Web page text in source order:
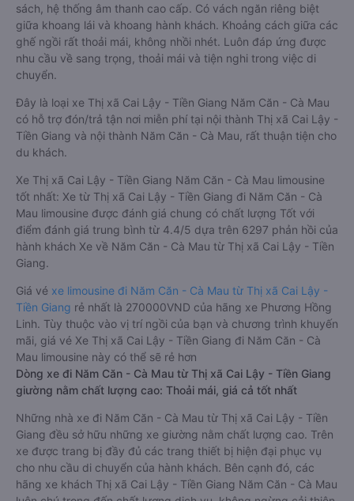
sách, hệ thống âm thanh cao cấp. Có vách ngăn riêng biệt
giữa khoang lái và khoang hành khách. Khoảng cách giữa các
ghế ngồi rất thoải mái, không nhồi nhét. Luôn đáp ứng được
nhu cầu về sang trọng, thoải mái và tiện nghi trong việc di
chuyển.
Đây là loại xe Thị xã Cai Lậy - Tiền Giang Năm Căn - Cà Mau
có hỗ trợ đón/trả tận nơi miễn phí tại nội thành Thị xã Cai Lậy -
Tiền Giang và nội thành Năm Căn - Cà Mau, rất thuận tiện cho
du khách.
Xe Thị xã Cai Lậy - Tiền Giang Năm Căn - Cà Mau limousine
tốt nhất: Xe từ Thị xã Cai Lậy - Tiền Giang đi Năm Căn - Cà
Mau limousine được đánh giá chung có chất lượng Tốt với
điểm đánh giá trung bình từ 4.4/5 dựa trên 6297 phản hồi của
hành khách Xe về Năm Căn - Cà Mau từ Thị xã Cai Lậy - Tiền
Giang.
Giá vé xe limousine đi Năm Căn - Cà Mau từ Thị xã Cai Lậy -
Tiền Giang rẻ nhất là 270000VND của hãng xe Phương Hồng
Linh. Tùy thuộc vào vị trí ngồi của bạn và chương trình khuyến
mãi, giá vé Xe Thị xã Cai Lậy - Tiền Giang đi Năm Căn - Cà
Mau limousine này có thể sẽ rẻ hơn
Dòng xe đi Năm Căn - Cà Mau từ Thị xã Cai Lậy - Tiền Giang
giường nằm chất lượng cao: Thoải mái, giá cả tốt nhất
Những nhà xe đi Năm Căn - Cà Mau từ Thị xã Cai Lậy - Tiền
Giang đều sở hữu những xe giường nằm chất lượng cao. Trên
xe được trang bị đầy đủ các trang thiết bị hiện đại phục vụ
cho nhu cầu di chuyển của hành khách. Bên cạnh đó, các
hãng xe khách Thị xã Cai Lậy - Tiền Giang Năm Căn - Cà Mau